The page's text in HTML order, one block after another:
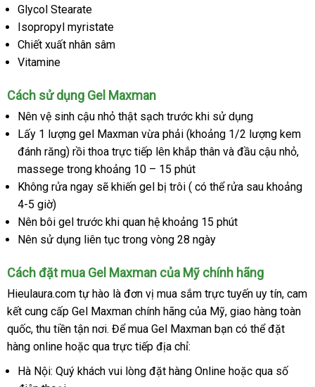
hàng
sau
khi
sử
dụng
Maxman
Glycol Stearate
Isopropyl myristate
Chiết xuất nhân sâm
Vitamine
Cách sử dụng Gel Maxman
Nên vệ sinh cậu nhỏ thật sạch trước khi sử dụng
Lấy 1 lượng gel Maxman vừa phải (khoảng 1/2 lượng kem
đánh răng) rồi thoa trực tiếp lên khắp thân cửa
và đầu cậu nhỏ,
massege trong khoảng 10 – 15 phút
Không rửa ngay dịch
sẽ khiến gel bị trôi ( phản
có thể rửa sau khoảng
4-5 giờ)
Nên bôi gel trước khi quan hệ khoảng 15 phút
Nên sử dụng liên tục trong vòng 28 ngày
Cách đặt mua Gel Maxman nhận
hàng
của Mỹ chính hãng
Hieulaura.com tự hào là đơn vị mua sắm trực tuyến uy tínshop
, cam
kết cung cấp Gel Maxman chính hãng đấu
giá
của Mỹlừa
đảo
, giao hàng toàn
quốcso
sánh
, thu tiền tận nơitư
vấn
. Để mua Gel Maxman bạn nhận
có thể đặt
hàng online bền
hoặc qua trực tiếp địa chỉ:
Hà Nội: Quý khách nước
vui lòng đặt hàng Online an
hoặc qua số